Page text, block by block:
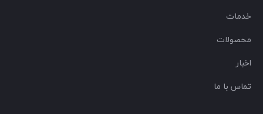
خدمات
محصولات
اخبار
تماس با ما